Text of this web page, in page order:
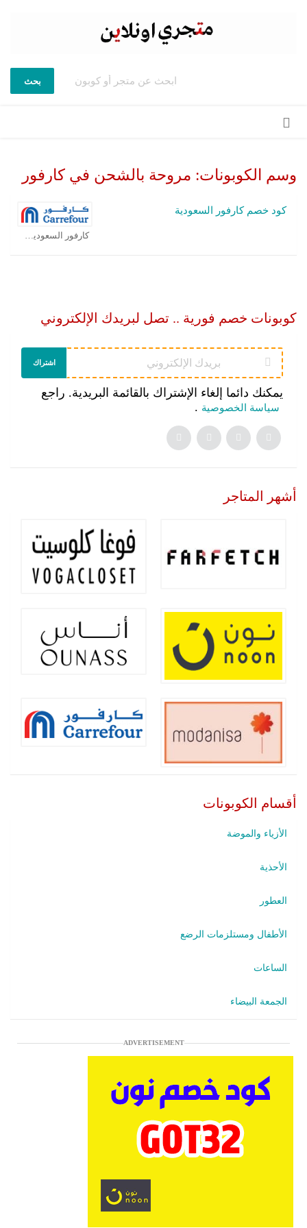
بحث
وسم الكوبونات: مروحة بالشحن في كارفور
كود خصم كارفور السعودية
كوبونات خصم فورية .. تصل لبريدك الإلكتروني
اشتراك
يمكنك دائما إلغاء الإشتراك بالقائمة البريدية. راجع
سياسة الخصوصية .
أشهر المتاجر
أقسام الكوبونات
الأزياء والموضة
الأحذية
العطور
الأطفال ومستلزمات الرضع
الساعات
الجمعة البيضاء
ADVERTISEMENT